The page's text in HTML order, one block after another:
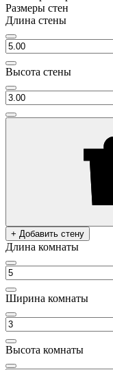
Размеры стен
Длина стены
Высота стены
+ Добавить стену
Длина комнаты
Ширина комнаты
Высота комнаты